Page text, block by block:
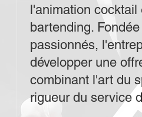
l'animation cocktail
bartending.
passionnés,
développer une
combinant l'art du
rigueur du service